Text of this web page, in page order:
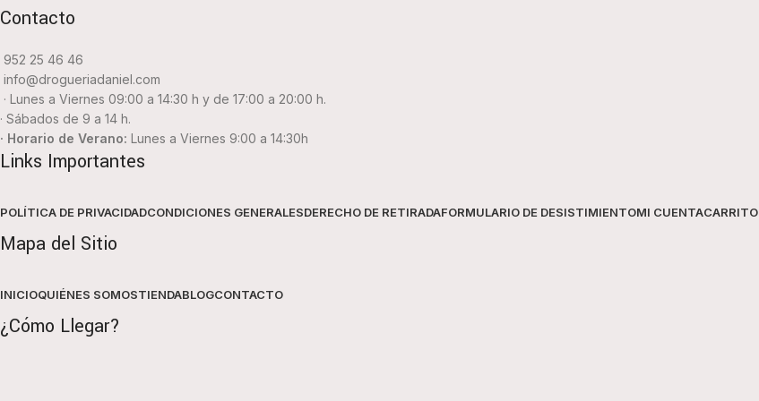
Contacto
952 25 46 46
info@drogueriadaniel.com
· Lunes a Viernes 09:00 a 14:30 h y de 17:00 a 20:00 h.
· Sábados de 9 a 14 h.
· Horario de Verano: Lunes a Viernes 9:00 a 14:30h
Links Importantes
POLÍTICA DE PRIVACIDADCONDICIONES GENERALESDERECHO DE RETIRADAFORMULARIO DE DESISTIMIENTOMI CUENTACARRITO
Mapa del Sitio
INICIOQUIÉNES SOMOSTIENDABLOGCONTACTO
¿Cómo Llegar?